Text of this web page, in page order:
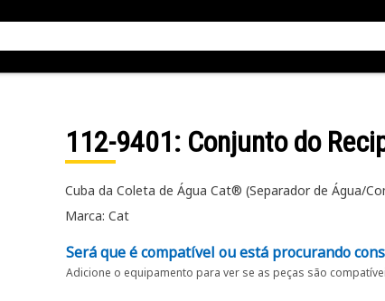
112-9401: Conjunto do
Cuba da Coleta de Água Cat® (Separador de Água/
Marca: Cat
Será que é compatível ou está procurando
Adicione o equipamento para ver se as peças são